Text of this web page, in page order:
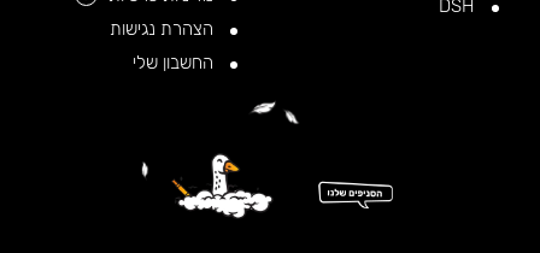
הצהרת נגישות
החשבון שלי